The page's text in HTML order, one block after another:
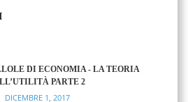
DI ECONOMIA - LA TEORIA
PARTE 2
DICEMBRE 1, 2017